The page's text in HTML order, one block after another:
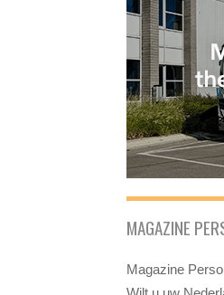
MAGAZINE
Magazine